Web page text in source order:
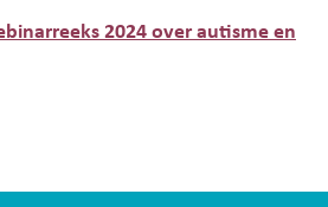
2024 over autisme en